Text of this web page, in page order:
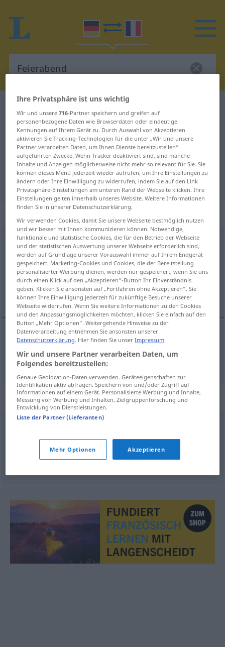
Deutsch-Französisch Wörterbuch
Deutsch-Französisch Übersetzung
für "Feierabend"
"Feierabend" Französisch
Übersetzung
„Feierabend“: Maskulinum
Feierabend m
Übersicht aller Übersetzungen
(Für mehr Details die Übersetzung anklicken/antippen)
fin de la journée de travail
fde lajournéedetravail Feierabend
Synonyme für "Feierabend"
Büroschluss, Geschäftsschluss
Ihre Privatsphäre ist uns wichtig
Wir und unsere716-Partner speichern und greifen auf
personenbezogene Daten wie Browserdaten oder eindeutige
Kennungen auf Ihrem Gerät zu. Durch Auswahl von Akzeptieren
aktivieren Sie Tracking-Technologien für die unter „Wir und unsere
Partner verarbeiten Daten, um Ihnen Dienste bereitzustellen“
aufgeführten Zwecke. Wenn Tracker deaktiviert sind, sind manche
Inhalte und Anzeigen möglicherweise nicht mehr so relevant für Sie. Sie
können dieses Menü jederzeit wieder aufrufen, um Ihre Einstellungen zu
ändern oder Ihre Einwilligung zu widerrufen, indem Sie auf den Link
Privatsphäre-Einstellungen am unteren Rand der Webseite klicken. Ihre
Einstellungen gelten innerhalb unseres Website. Weitere Informationen
finden Sie in unserer Datenschutzerklärung.
Wir verwenden Cookies, damit Sie unsere Webseite bestmöglich nutzen
und wir besser mit Ihnen kommunizieren können. Notwendige,
funktionale und statistische Cookies, die für den Betrieb der Webseite
und der statistischen Auswertung unserer Webseite erforderlich sind,
werden auf Grundlage unserer Vorauswahl immer auf Ihrem Endgerät
gespeichert. Marketing-Cookies und Cookies, die der Bereitstellung
personalisierter Werbung dienen, werden nur gespeichert, wenn Sie uns
durch einen Klick auf den „Akzeptieren“-Button Ihr Einverständnis
geben. Klicken Sie ansonsten auf „Fortfahren ohne Akzeptieren“. Sie
können Ihre Einwilligung jederzeit für zukünftige Besuche unserer
Webseite widerrufen. Wenn Sie weitere Informationen zu den Cookies
und den Anpassungsmöglichkeiten möchten, klicken Sie einfach auf den
Button „Mehr Optionen“. Weitergehende Hinweise zu der
Datenverarbeitung entnehmen Sie ansonsten unserer
Datenschutzerklärung. Hier finden Sie unserImpressum.
Wir und unsere Partner verarbeiten Daten, um
Folgendes bereitzustellen:
Genaue Geolocation-Daten verwenden. Geräteeigenschaften zur
Identifikation aktiv abfragen. Speichern von und/oder Zugriff auf
Informationen auf einem Gerät. Personalisierte Werbung und Inhalte,
Messung von Werbung und Inhalten, Zielgruppenforschung und
Entwicklung von Dienstleistungen.
Liste der Partner (Lieferanten)
Mehr Optionen Akzeptieren